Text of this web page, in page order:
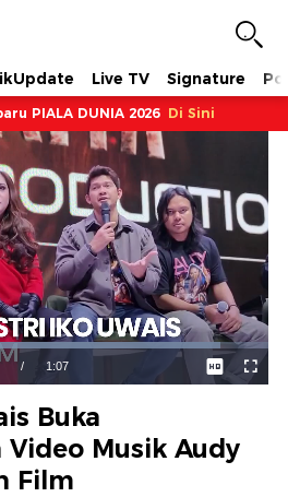
Live TV Signature
PIALA DUNIA 2026 Di Sini
/ Durasi
1:07
Dimuat:
89.41%
Buka
Musik Audy
Film